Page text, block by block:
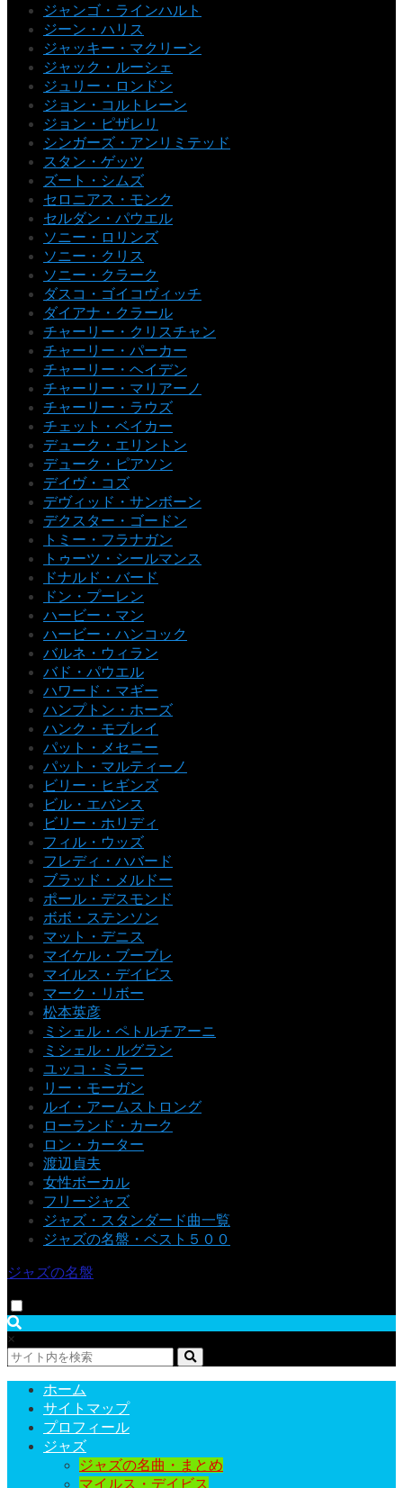
ジャンゴ・ラインハルト
ジーン・ハリス
ジャッキー・マクリーン
ジャック・ルーシェ
ジュリー・ロンドン
ジョン・コルトレーン
ジョン・ピザレリ
シンガーズ・アンリミテッド
スタン・ゲッツ
ズート・シムズ
セロニアス・モンク
セルダン・パウエル
ソニー・ロリンズ
ソニー・クリス
ソニー・クラーク
ダスコ・ゴイコヴィッチ
ダイアナ・クラール
チャーリー・クリスチャン
チャーリー・パーカー
チャーリー・ヘイデン
チャーリー・マリアーノ
チャーリー・ラウズ
チェット・ベイカー
デューク・エリントン
デューク・ピアソン
デイヴ・コズ
デヴィッド・サンボーン
デクスター・ゴードン
トミー・フラナガン
トゥーツ・シールマンス
ドナルド・バード
ドン・プーレン
ハービー・マン
ハービー・ハンコック
バルネ・ウィラン
バド・パウエル
ハワード・マギー
ハンプトン・ホーズ
ハンク・モブレイ
パット・メセニー
パット・マルティーノ
ビリー・ヒギンズ
ビル・エバンス
ビリー・ホリディ
フィル・ウッズ
フレディ・ハバード
ブラッド・メルドー
ポール・デスモンド
ボボ・ステンソン
マット・デニス
マイケル・ブーブレ
マイルス・デイビス
マーク・リボー
松本英彦
ミシェル・ペトルチアーニ
ミシェル・ルグラン
ユッコ・ミラー
リー・モーガン
ルイ・アームストロング
ローランド・カーク
ロン・カーター
渡辺貞夫
女性ボーカル
フリージャズ
ジャズ・スタンダード曲一覧
ジャズの名盤・ベスト５００
ジャズの名盤
×
ホーム
サイトマップ
プロフィール
ジャズ
ジャズの名曲・まとめ
マイルス・デイビス